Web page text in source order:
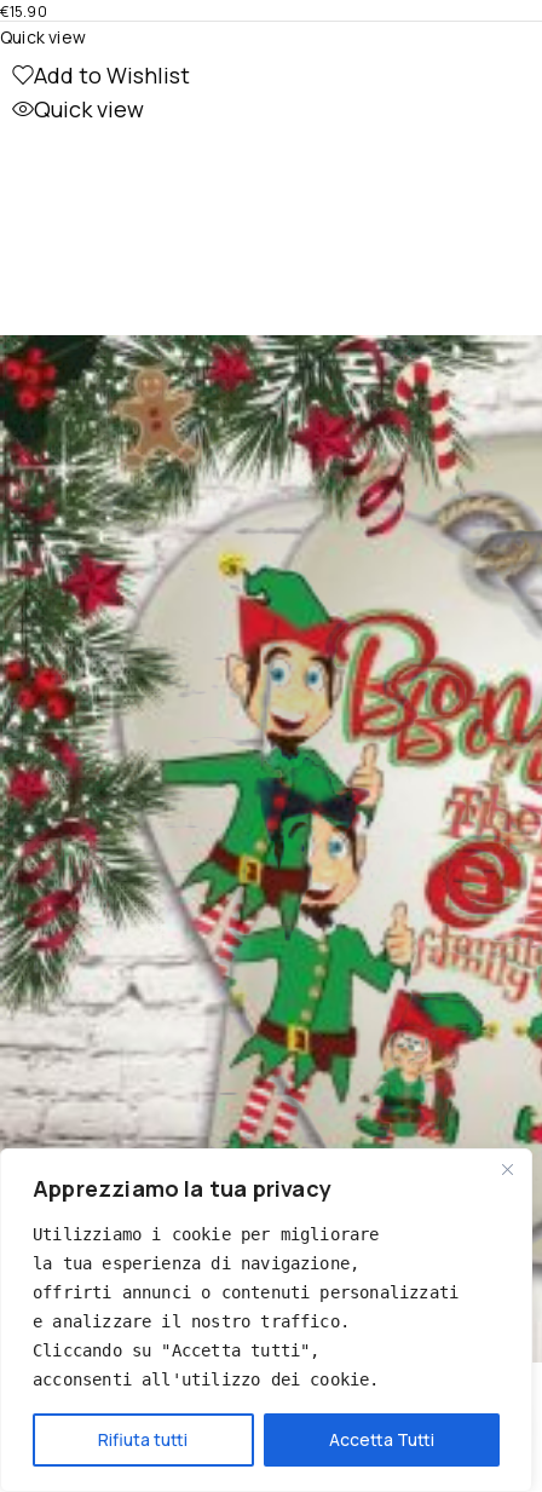
Apprezziamo la tua privacy
Utilizziamo i cookie per migliorare
la tua esperienza di navigazione,
offrirti annunci o contenuti personalizzati
e analizzare il nostro traffico.
Cliccando su "Accetta tutti",
acconsenti all'utilizzo dei cookie.
Rifiuta tutti Accetta Tutti
€15.90
Add to Wishlist
Quick view
Quick view
Hai bisogno di aiuto?